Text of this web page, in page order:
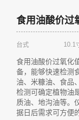
食用油酸价过
台式 10.1
食用油酸价过氧化
备，能够快速检测
油、米糠油、食品
检测可确定植物油
质油、地沟油等。
据日后需求可方便